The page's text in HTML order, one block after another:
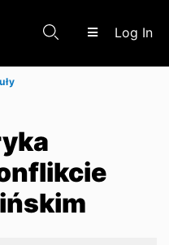
Log In